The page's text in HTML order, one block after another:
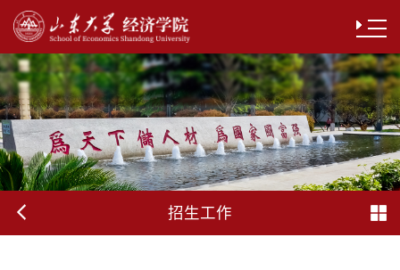
招生工作